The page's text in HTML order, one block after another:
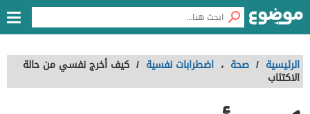
الرئيسية / صحة ، اضطرابات نفسية / كيف أخرج نفسي من حالة
الاكتئاب